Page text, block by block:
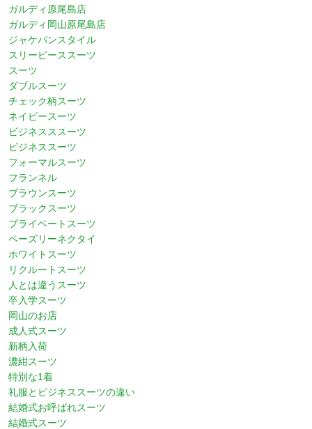
ガルディ原尾島店
ガルディ岡山原尾島店
ジャケパンスタイル
スリーピーススーツ
スーツ
ダブルスーツ
チェック柄スーツ
ネイビースーツ
ビジネスススーツ
ビジネススーツ
フォーマルスーツ
フランネル
ブラウンスーツ
ブラックスーツ
プライベートスーツ
ペーズリーネクタイ
ホワイトスーツ
リクルートスーツ
人とは違うスーツ
卒入学スーツ
岡山のお店
成人式スーツ
新柄入荷
濃紺スーツ
特別な1着
礼服とビジネススーツの違い
結婚式お呼ばれスーツ
結婚式スーツ